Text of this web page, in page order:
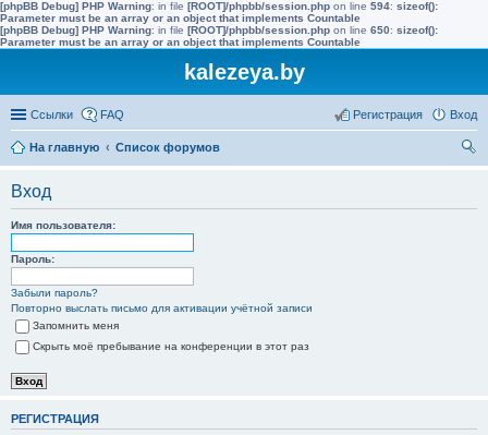
[phpBB Debug] PHP Warning: in file [ROOT]/phpbb/session.php on line 594: sizeof():
Parameter must be an array or an object that implements Countable
[phpBB Debug] PHP Warning: in file [ROOT]/phpbb/session.php on line 650: sizeof():
Parameter must be an array or an object that implements Countable
kalezeya.by
Ссылки FAQ Вход
Регистрация
На главную
Список форумов
Вход
Имя пользователя:
Пароль:
Забыли пароль?
Повторно выслать письмо для активации учётной записи
Запомнить меня
Скрыть моё пребывание на конференции в этот раз
РЕГИСТРАЦИЯ